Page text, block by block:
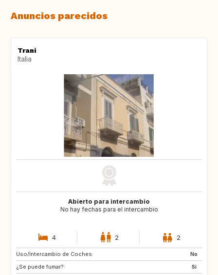
Anuncios parecidos
Trani
Italia
Abierto para intercambio
No hay fechas para el intercambio
4 2 2
Uso/Intercambio de Coches:
No
¿Se puede fumar?:
Si
FR